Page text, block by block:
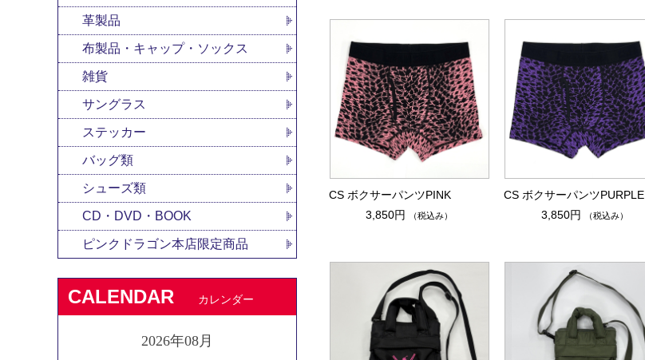
CS ボクサーパンツPINK
3,850円
（税込み）
CS ボクサーパンツPURPLE
3,850円
（税込み）
革製品
布製品・キャップ・ソックス
雑貨
サングラス
ステッカー
バッグ類
シューズ類
CD・DVD・BOOK
ピンクドラゴン本店限定商品
CALENDAR カレンダー
2026年08月